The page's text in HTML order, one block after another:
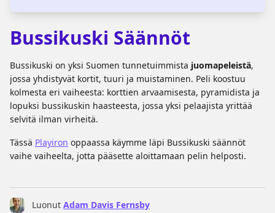
Bussikuski Säännöt
Bussikuski on yksi Suomen tunnetuimmista juomapeleistä,
jossa yhdistyvät kortit, tuuri ja muistaminen. Peli koostuu
kolmesta eri vaiheesta: korttien arvaamisesta, pyramidista ja
lopuksi bussikuskin haasteesta, jossa yksi pelaajista yrittää
selvitä ilman virheitä.
Tässä Playiron oppaassa käymme läpi Bussikuski säännöt
vaihe vaiheelta, jotta pääsette aloittamaan pelin helposti.
Luonut Adam Davis Fernsby